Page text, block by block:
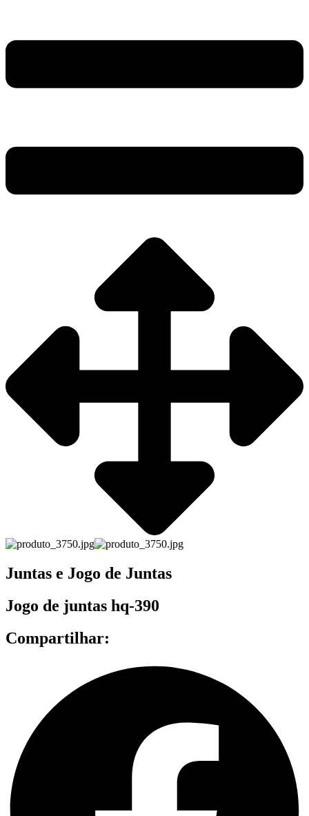
Juntas e Jogo de Juntas
Jogo de juntas hq-390
Compartilhar: